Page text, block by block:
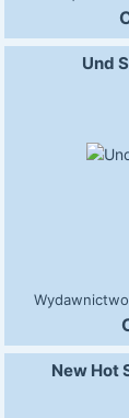
Und
New Hot